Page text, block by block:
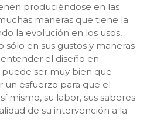
produciéndose en las
maneras que tiene la
la evolución en los usos,
sólo en sus gustos y maneras
el diseño en
ser muy bien que
un esfuerzo para que el
mismo, su labor, sus saberes
de su intervención a la